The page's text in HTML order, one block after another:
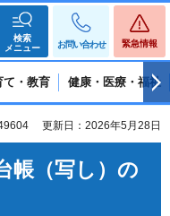
検索
メニュー
お問い合わせ 緊急情報
て・教育 健康・医療・福祉
更新日：2026年5月28日
帳（写し）の